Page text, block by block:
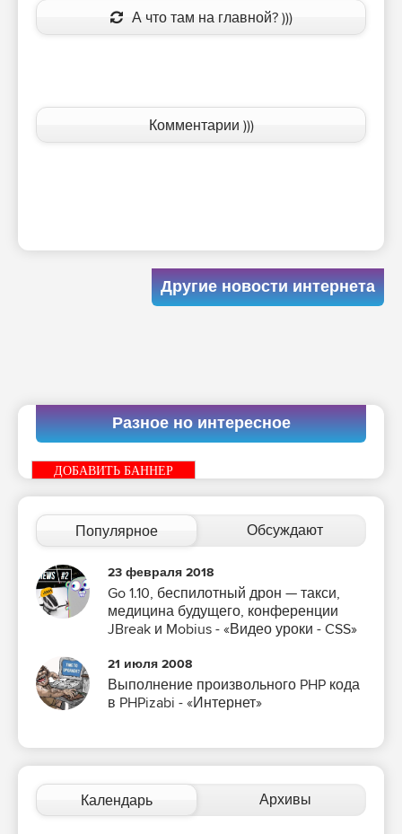
А что там на главной? )))
Комментарии )))
Другие новости интернета
Разное но интересное
ДОБАВИТЬ БАННЕР
Популярное Обсуждают
23 февраля 2018
Go 1.10, беспилотный дрон — такси,
медицина будущего, конференции
JBreak и Mobius - «Видео уроки - CSS»
21 июля 2008
Выполнение произвольного PHP кода
в PHPizabi - «Интернет»
Календарь Архивы